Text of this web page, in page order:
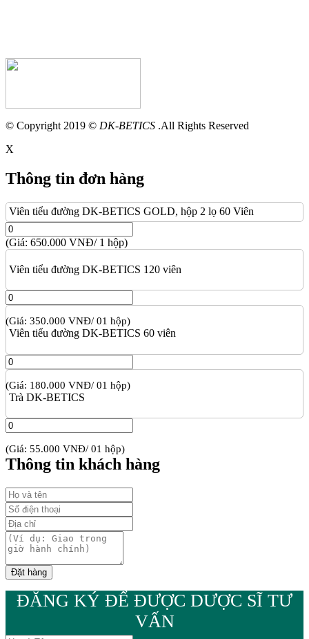
© Copyright 2019 © DK-BETICS .All Rights Reserved
X
Thông tin đơn hàng
Viên tiểu đường DK-BETICS GOLD, hộp 2 lọ 60 Viên
(Giá: 650.000 VNĐ/ 1 hộp)
Viên tiểu đường DK-BETICS 120 viên
(Giá: 350.000 VNĐ/ 01 hộp)
Viên tiểu đường DK-BETICS 60 viên
(Giá: 180.000 VNĐ/ 01 hộp)
Trà DK-BETICS
(Giá: 55.000 VNĐ/ 01 hộp)
Thông tin khách hàng
ĐĂNG KÝ ĐỂ ĐƯỢC DƯỢC SĨ TƯ
VẤN